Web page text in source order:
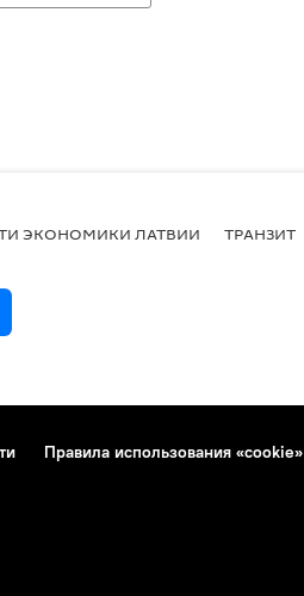
ЭКОНОМИКИ ЛАТВИИ ТРАНЗИТ
Правила использования «cookie»